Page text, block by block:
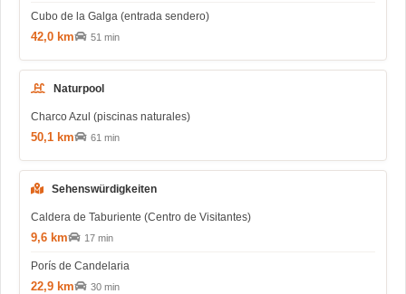
Cubo de la Galga (entrada sendero)
42,0 km 51 min
Naturpool
Charco Azul (piscinas naturales)
50,1 km 61 min
Sehenswürdigkeiten
Caldera de Taburiente (Centro de Visitantes)
9,6 km 17 min
Porís de Candelaria
22,9 km 30 min